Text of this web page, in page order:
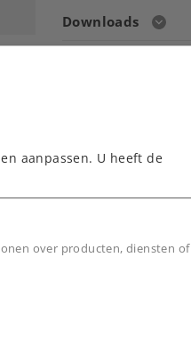
Downloads
aanpassen. U heeft de
over producten, diensten of